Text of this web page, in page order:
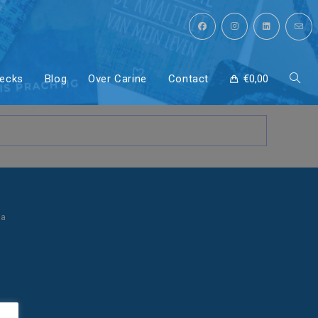
Blog Over Carine Contact €0,00